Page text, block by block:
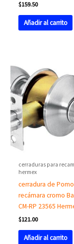
$159.50
Añadir al carrito
cerraduras para
hermex
cerradura de
recámara cromo
CM-RP 23565
$121.00
Añadir al carrito